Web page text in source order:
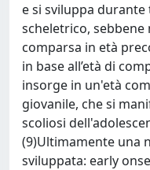
e si sviluppa
scheletrico,
comparsa in età
in base all’età di
insorge in un'età
giovanile, che si
scoliosi
(9)Ultimamente una
sviluppata: early